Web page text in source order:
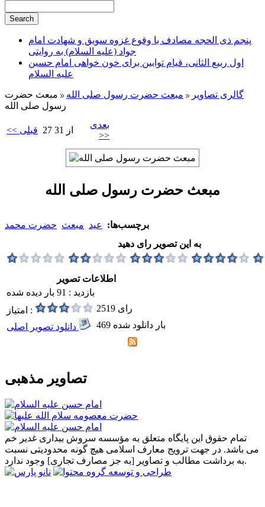
پنجم ذی الحجه مصادف با وقوع غزوه سویق و شهادت امام
جواد (علیه السلام) به روایتی
اول ربیع الثانی، قیام توابین برای خون خواهی امام حسین
علیه السلام
گالری تصاویر مبعث حضرت رسول صلی الله
مبعث حضرت
رسول صلی الله
<< قبلی 27 از 31
بعدی
>>
مبعث حضرت رسول صلی الله
برچسب‌ها: عید مبعث حضرت محمد
به این تصویر رای دهید
اطلاعات تصویر
بازدید : 91 بار دیده شده
امتیاز :
2519 رای
469 بار دانلود شده
تصاویر مذهبی
تمام حقوق این پایگاه متعلق به مؤسسه سروش بیداری غدیر خم
می باشد. در جهت ترویج معارف اسلامی هیچ گونه محدودیتی نسبت
به برداشت مطالب و تصاویر [به جز مصارف تجاری] وجود ندارد.